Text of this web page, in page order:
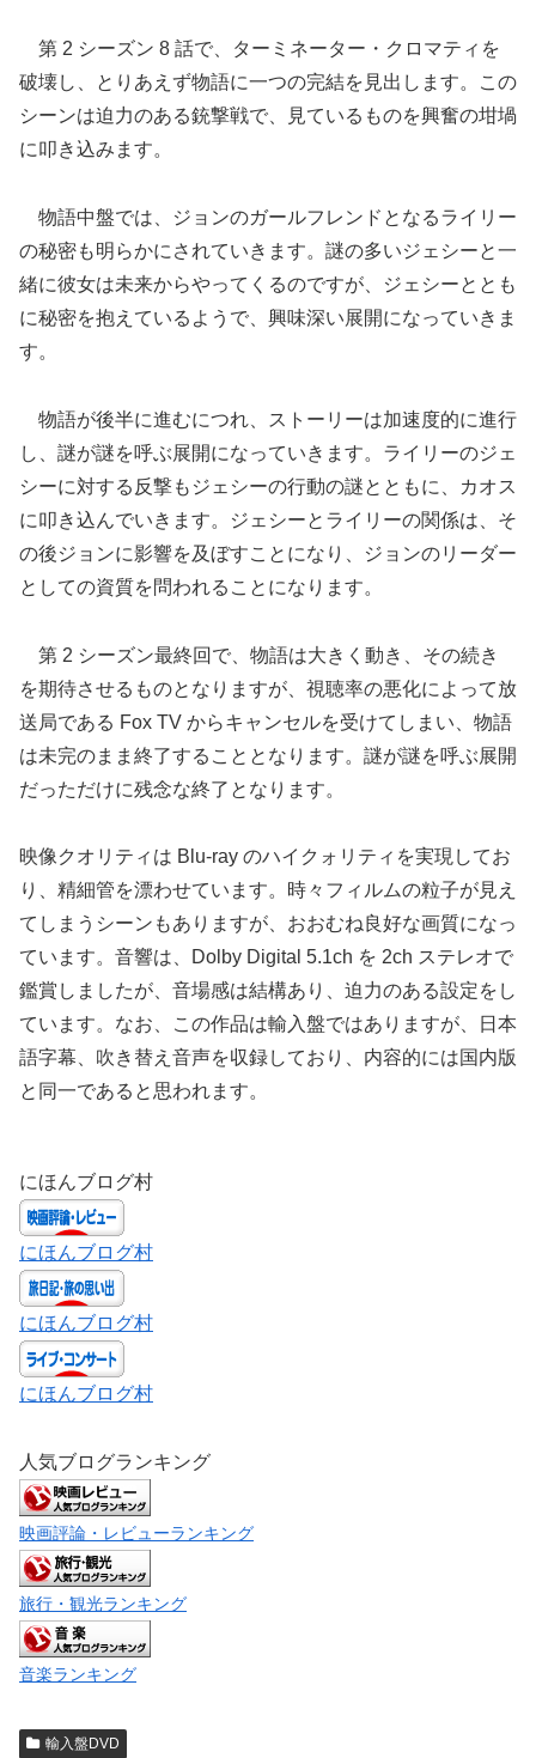
第 2 シーズン 8 話で、ターミネーター・クロマティを
破壊し、とりあえず物語に一つの完結を見出します。この
シーンは迫力のある銃撃戦で、見ているものを興奮の坩堝
に叩き込みます。
物語中盤では、ジョンのガールフレンドとなるライリー
の秘密も明らかにされていきます。謎の多いジェシーと一
緒に彼女は未来からやってくるのですが、ジェシーととも
に秘密を抱えているようで、興味深い展開になっていきま
す。
物語が後半に進むにつれ、ストーリーは加速度的に進行
し、謎が謎を呼ぶ展開になっていきます。ライリーのジェ
シーに対する反撃もジェシーの行動の謎とともに、カオス
に叩き込んでいきます。ジェシーとライリーの関係は、そ
の後ジョンに影響を及ぼすことになり、ジョンのリーダー
としての資質を問われることになります。
第 2 シーズン最終回で、物語は大きく動き、その続き
を期待させるものとなりますが、視聴率の悪化によって放
送局である Fox TV からキャンセルを受けてしまい、物語
は未完のまま終了することとなります。謎が謎を呼ぶ展開
だっただけに残念な終了となります。
映像クオリティは Blu-ray のハイクォリティを実現してお
り、精細管を漂わせています。時々フィルムの粒子が見え
てしまうシーンもありますが、おおむね良好な画質になっ
ています。音響は、Dolby Digital 5.1ch を 2ch ステレオで
鑑賞しましたが、音場感は結構あり、迫力のある設定をし
ています。なお、この作品は輸入盤ではありますが、日本
語字幕、吹き替え音声を収録しており、内容的には国内版
と同一であると思われます。
にほんブログ村
にほんブログ村
にほんブログ村
にほんブログ村
人気ブログランキング
映画評論・レビューランキング
旅行・観光ランキング
音楽ランキング
輸入盤DVD